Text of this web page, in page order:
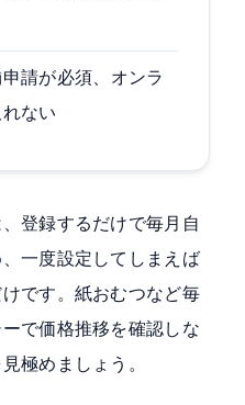
請が必須、オンラ
ない
登録するだけで毎月自
一度設定してしまえば
です。紙おむつなど毎
で価格推移を確認しな
極めましょう。